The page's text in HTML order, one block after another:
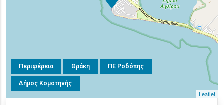
Περιφέρεια Θράκη ΠΕ Ροδόπης
Δήμος Κομοτηνής
Leaflet